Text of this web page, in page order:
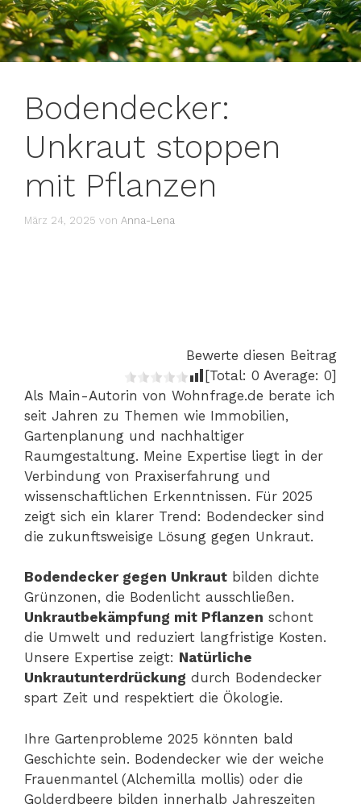
Bodendecker:
Unkraut stoppen
mit Pflanzen
März 24, 2025 von Anna-Lena
Bewerte diesen Beitrag
[Total: 0 Average: 0]
Als Main-Autorin von Wohnfrage.de berate ich
seit Jahren zu Themen wie Immobilien,
Gartenplanung und nachhaltiger
Raumgestaltung. Meine Expertise liegt in der
Verbindung von Praxiserfahrung und
wissenschaftlichen Erkenntnissen. Für 2025
zeigt sich ein klarer Trend: Bodendecker sind
die zukunftsweisige Lösung gegen Unkraut.
Bodendecker gegen Unkraut bilden dichte
Grünzonen, die Bodenlicht ausschließen.
Unkrautbekämpfung mit Pflanzen schont
die Umwelt und reduziert langfristige Kosten.
Unsere Expertise zeigt: Natürliche
Unkrautunterdrückung durch Bodendecker
spart Zeit und respektiert die Ökologie.
Ihre Gartenprobleme 2025 könnten bald
Geschichte sein. Bodendecker wie der weiche
Frauenmantel (Alchemilla mollis) oder die
Golderdbeere bilden innerhalb Jahreszeiten